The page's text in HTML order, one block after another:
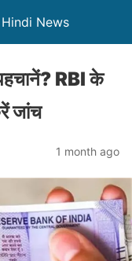
News
RBI के
जांच
1 month ago